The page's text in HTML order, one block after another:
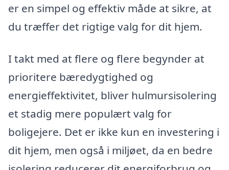
er en simpel og effektiv måde at sikre, at
du træffer det rigtige valg for dit hjem.
I takt med at flere og flere begynder at
prioritere bæredygtighed og
energieffektivitet, bliver hulmursisolering
et stadig mere populært valg for
boligejere. Det er ikke kun en investering i
dit hjem, men også i miljøet, da en bedre